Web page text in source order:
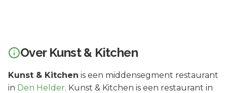
Over Kunst & Kitchen
Kunst & Kitchen is een middensegment restaurant
in Den Helder. Kunst & Kitchen is een restaurant in